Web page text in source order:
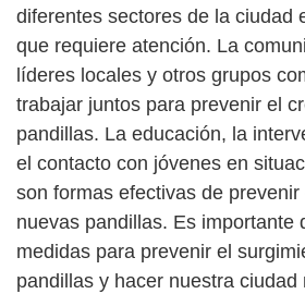
diferentes sectores de la ciudad
que requiere atención. La
líderes locales y otros grupos
trabajar juntos para prevenir el
pandillas. La educación, la
el contacto con jóvenes en
son formas efectivas de
nuevas pandillas. Es importante
medidas para prevenir el
pandillas y hacer nuestra ciudad